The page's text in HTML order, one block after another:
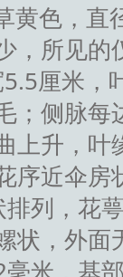
黄色，直
，所见的
厘米，
；侧脉每
上升，叶
序近伞房
列，花
状，外面